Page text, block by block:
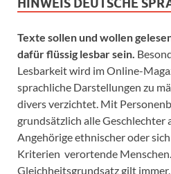
HINWEIS DEUTSCHE
Texte sollen und wollen
dafür flüssig lesbar sein.
Lesbarkeit wird im Online-
sprachliche Darstellungen zu
divers verzichtet. Mit
grundsätzlich alle Geschlechter
Angehörige ethnischer oder
Kriterien verortende
Gleichheitsgrundsatz gilt